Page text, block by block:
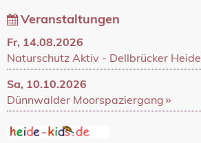
Veranstaltungen
Fr, 14.08.2026
Naturschutz Aktiv - Dellbrücker Heide
Sa, 10.10.2026
Dünnwalder Moorspaziergang